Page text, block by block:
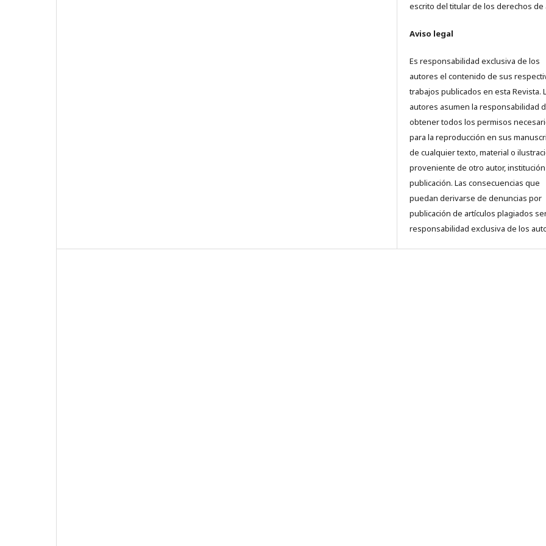
escrito del titular de los derechos de
Aviso legal
Es responsabilidad exclusiva de los
autores el contenido de sus
trabajos publicados en esta Revista.
autores asumen la responsabilidad
obtener todos los permisos
para la reproducción en sus
de cualquier texto, material o
proveniente de otro autor,
publicación. Las consecuencias que
puedan derivarse de denuncias por
publicación de artículos plagiados
responsabilidad exclusiva de los